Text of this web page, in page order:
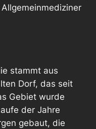
stammt aus
Dorf, das seit
Gebiet wurde
der Jahre
gebaut, die